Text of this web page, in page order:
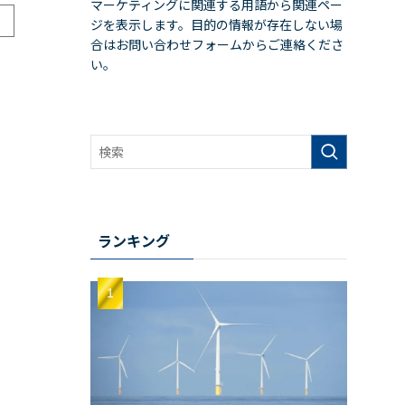
マーケティングに関連する用語から関連ペー
ジを表示します。目的の情報が存在しない場
合はお問い合わせフォームからご連絡くださ
い。
ランキング